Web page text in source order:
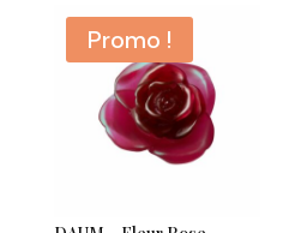
Promo !